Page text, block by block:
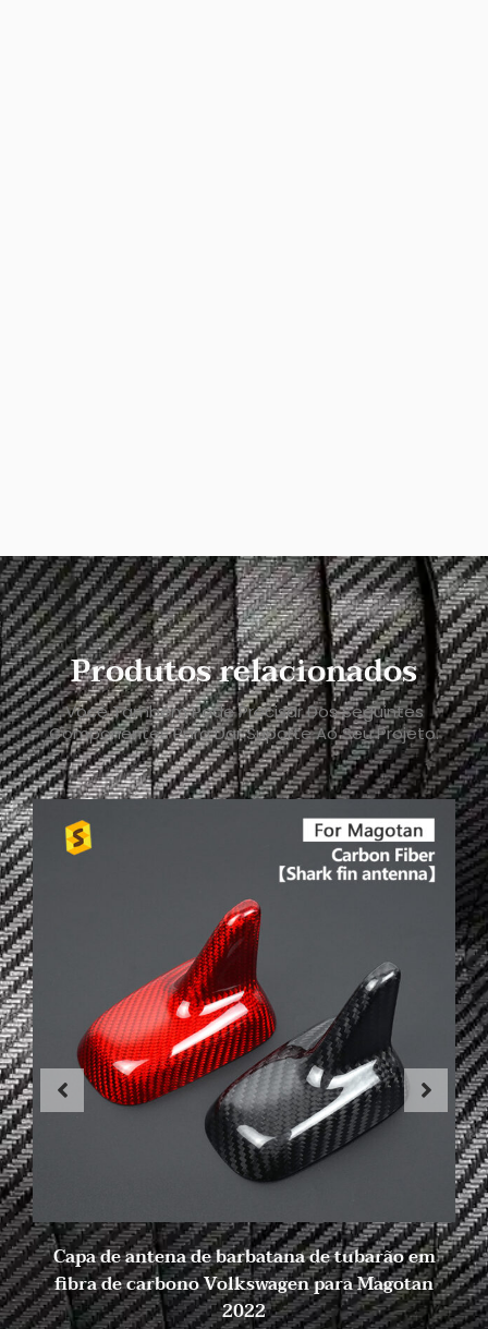
Produtos relacionados
Você Também Pode Precisar Dos Seguintes
Componentes Para Dar Suporte Ao Seu Projeto.
Capa de antena de barbatana de tubarão em
fibra de carbono Volkswagen para Magotan
2022